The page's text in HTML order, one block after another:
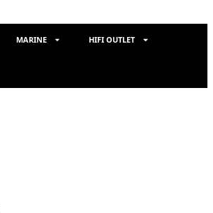
MARINE HIFI OUTLET